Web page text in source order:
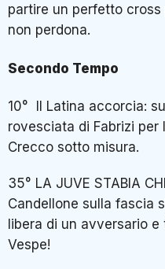
partire un perfetto
non perdona.
Secondo Tempo
10° Il Latina accorcia:
rovesciata di Fabrizi
Crecco sotto misura.
35° LA JUVE STABIA
Candellone sulla fascia
libera di un avversario e
Vespe!